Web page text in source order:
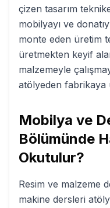
çizen tasarım
mobilyayı ve
monte eden üretim
üretmekten keyif
malzemeyle
atölyeden fabrikaya
Mobilya ve
Bölümünde
Okutulur?
Resim ve malzeme
makine dersleri